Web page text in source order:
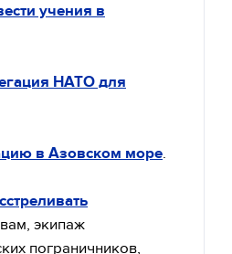
учения в
НАТО для
в Азовском море
экипаж
пограничников,